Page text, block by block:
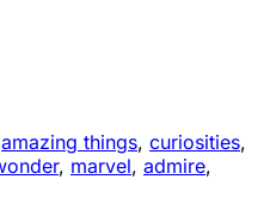
amazing things, curiosities,
, marvel, admire,